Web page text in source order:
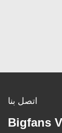
اتصل بنا
Bigfans